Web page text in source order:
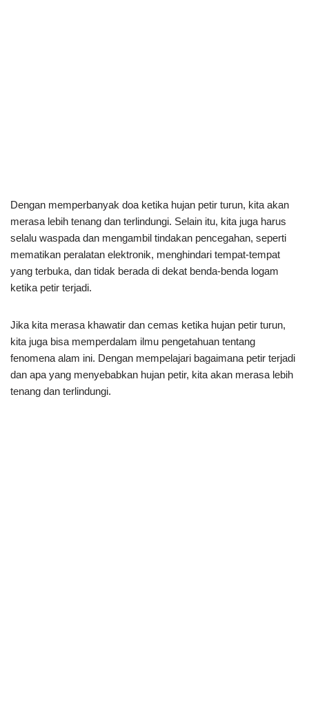
Dengan memperbanyak doa ketika hujan petir turun, kita akan
merasa lebih tenang dan terlindungi. Selain itu, kita juga harus
selalu waspada dan mengambil tindakan pencegahan, seperti
mematikan peralatan elektronik, menghindari tempat-tempat
yang terbuka, dan tidak berada di dekat benda-benda logam
ketika petir terjadi.
Jika kita merasa khawatir dan cemas ketika hujan petir turun,
kita juga bisa memperdalam ilmu pengetahuan tentang
fenomena alam ini. Dengan mempelajari bagaimana petir terjadi
dan apa yang menyebabkan hujan petir, kita akan merasa lebih
tenang dan terlindungi.